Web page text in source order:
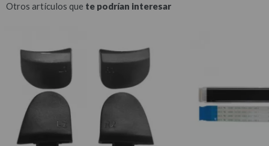
Otros artículos que te podrían interesar